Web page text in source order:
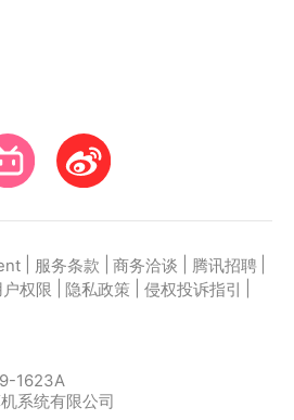
服务条款 商务洽谈 腾讯招聘
户权限 隐私政策 侵权投诉指引
1623A
系统有限公司